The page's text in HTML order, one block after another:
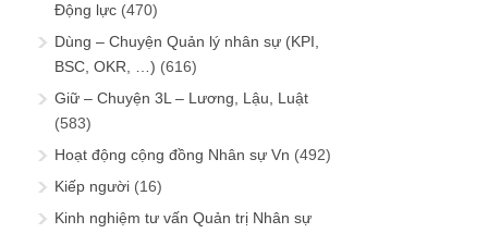
Động lực (470)
Dùng – Chuyện Quản lý nhân sự (KPI,
BSC, OKR, …) (616)
Giữ – Chuyện 3L – Lương, Lậu, Luật
(583)
Hoạt động cộng đồng Nhân sự Vn (492)
Kiếp người (16)
Kinh nghiệm tư vấn Quản trị Nhân sự